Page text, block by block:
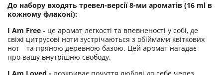
До набору входять тревел-версії 8-ми ароматів (16 ml в
кожному флаконі):
I Am Free - це аромат легкості та впевненості у собі, де
свіжі цитрусові ноти зустрічаються з обіймами квіткових
нот та пряною деревною базою. Цей аромат нагадає
про вашу внутрішню свободу.